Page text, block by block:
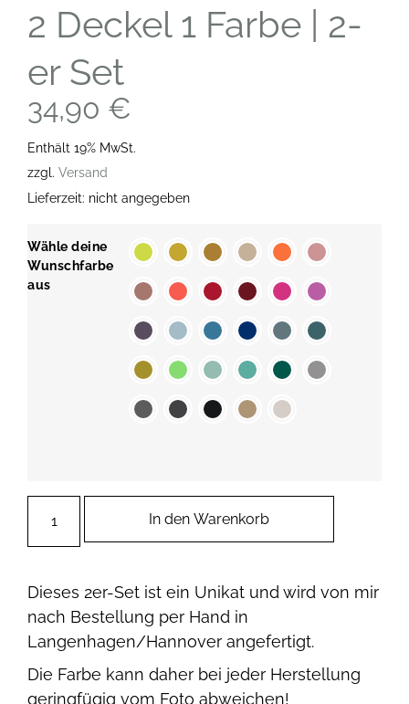
2 Deckel 1 Farbe | 2-
er Set
34,90 €
Enthält 19% MwSt.
zzgl. Versand
Lieferzeit: nicht angegeben
Wähle deine
Wunschfarbe
aus
In den Warenkorb
Dieses 2er-Set ist ein Unikat und wird von mir
nach Bestellung per Hand in
Langenhagen/Hannover angefertigt.
Die Farbe kann daher bei jeder Herstellung
geringfügig vom Foto abweichen!